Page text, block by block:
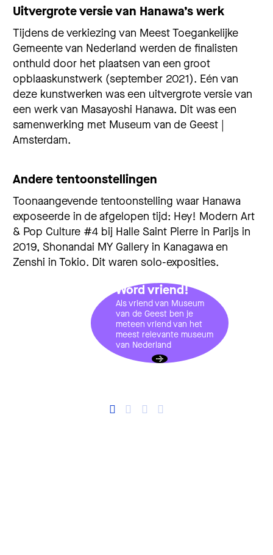
Uitvergrote versie van Hanawa’s werk
Tijdens de verkiezing van Meest Toegankelijke
Gemeente van Nederland werden de finalisten
onthuld door het plaatsen van een groot
opblaaskunstwerk (september 2021). Eén van
deze kunstwerken was een uitvergrote versie van
een werk van Masayoshi Hanawa. Dit was een
samenwerking met Museum van de Geest |
Amsterdam.
Andere tentoonstellingen
Toonaangevende tentoonstelling waar Hanawa
exposeerde in de afgelopen tijd: Hey! Modern Art
& Pop Culture #4 bij Halle Saint Pierre in Parijs in
2019, Shonandai MY Gallery in Kanagawa en
Zenshi in Tokio. Dit waren solo-exposities.
Word vriend!
Als vriend van Museum
van de Geest ben je
meteen vriend van het
meest relevante museum
van Nederland
Gekleurde Wezens van Masayoshi Hanawa in Museum van